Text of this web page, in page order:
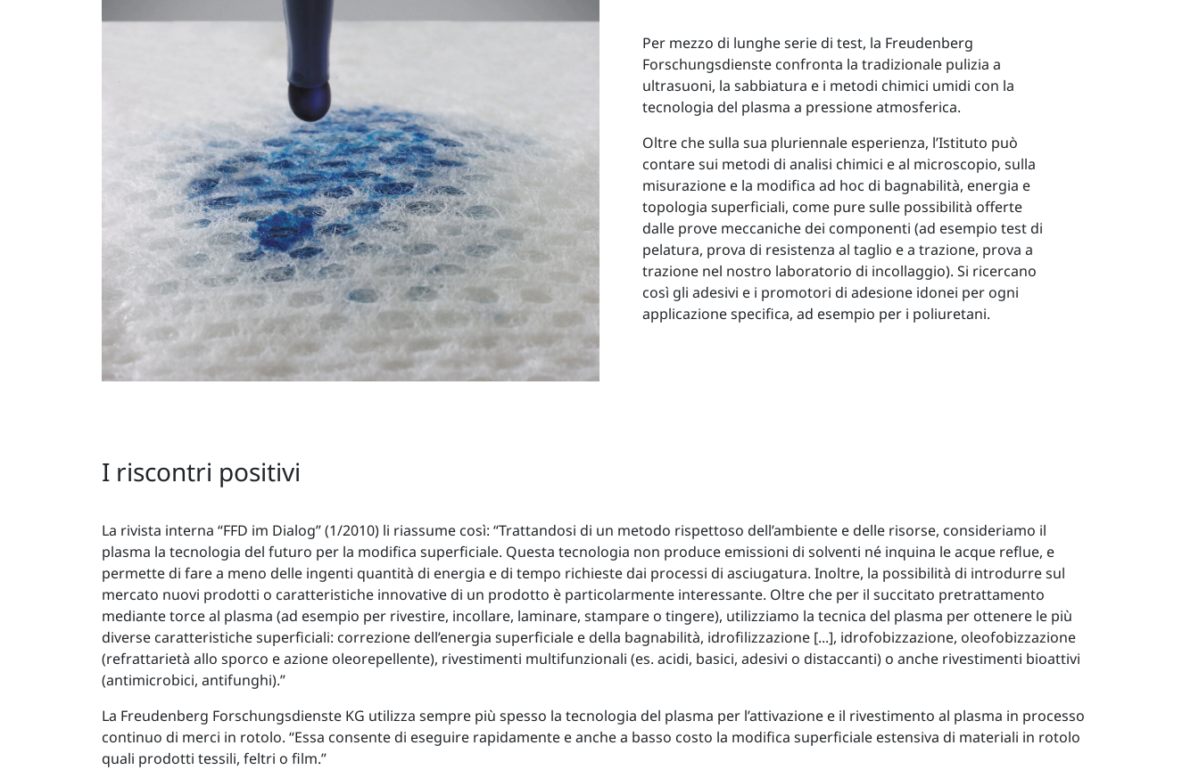
Per mezzo di lunghe serie di test, la Freudenberg
Forschungsdienste confronta la tradizionale pulizia a
ultrasuoni, la sabbiatura e i metodi chimici umidi con la
tecnologia del plasma a pressione atmosferica.
Oltre che sulla sua pluriennale esperienza, l’Istituto può
contare sui metodi di analisi chimici e al microscopio, sulla
misurazione e la modifica ad hoc di bagnabilità, energia e
topologia superficiali, come pure sulle possibilità offerte
dalle prove meccaniche dei componenti (ad esempio test di
pelatura, prova di resistenza al taglio e a trazione, prova a
trazione nel nostro laboratorio di incollaggio). Si ricercano
così gli adesivi e i promotori di adesione idonei per ogni
applicazione specifica, ad esempio per i poliuretani.
I riscontri positivi
La rivista interna “FFD im Dialog” (1/2010) li riassume così: “Trattandosi di un metodo rispettoso dell’ambiente e delle risorse, consideriamo il
plasma la tecnologia del futuro per la modifica superficiale. Questa tecnologia non produce emissioni di solventi né inquina le acque reflue, e
permette di fare a meno delle ingenti quantità di energia e di tempo richieste dai processi di asciugatura. Inoltre, la possibilità di introdurre sul
mercato nuovi prodotti o caratteristiche innovative di un prodotto è particolarmente interessante. Oltre che per il succitato pretrattamento
mediante torce al plasma (ad esempio per rivestire, incollare, laminare, stampare o tingere), utilizziamo la tecnica del plasma per ottenere le più
diverse caratteristiche superficiali: correzione dell’energia superficiale e della bagnabilità, idrofilizzazione [...], idrofobizzazione, oleofobizzazione
(refrattarietà allo sporco e azione oleorepellente), rivestimenti multifunzionali (es. acidi, basici, adesivi o distaccanti) o anche rivestimenti bioattivi
(antimicrobici, antifunghi).”
La Freudenberg Forschungsdienste KG utilizza sempre più spesso la tecnologia del plasma per l’attivazione e il rivestimento al plasma in processo
continuo di merci in rotolo. “Essa consente di eseguire rapidamente e anche a basso costo la modifica superficiale estensiva di materiali in rotolo
quali prodotti tessili, feltri o film.”